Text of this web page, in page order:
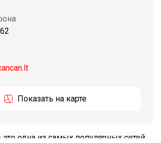
Показать на карте
это одна из самых популярных сетей